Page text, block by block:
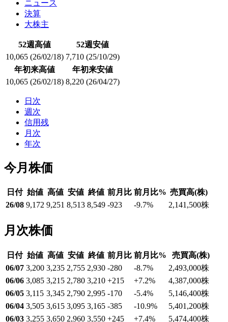
ニュース
決算
大株主
52週高値
52週安値
10,065 (26/02/18) 7,710 (25/10/29)
年初来高値
年初来安値
10,065 (26/02/18) 8,220 (26/04/27)
日次
週次
信用残
月次
年次
今月株価
日付 始値 高値 安値 終値 前月比 前月比% 売買高(株)
26/08 9,172 9,251 8,513 8,549 -923 -9.7% 2,141,500株
月次株価
日付 始値 高値 安値 終値 前月比 前月比%
売買高(株)
06/07 3,200 3,235 2,755 2,930 -280 -8.7% 2,493,000株
06/06 3,085 3,215 2,780 3,210 +215 +7.2% 4,387,000株
06/05 3,115 3,345 2,790 2,995 -170 -5.4% 5,146,400株
06/04 3,505 3,615 3,095 3,165 -385 -10.9% 5,401,200株
06/03 3,255 3,650 2,960 3,550 +245 +7.4% 5,474,400株